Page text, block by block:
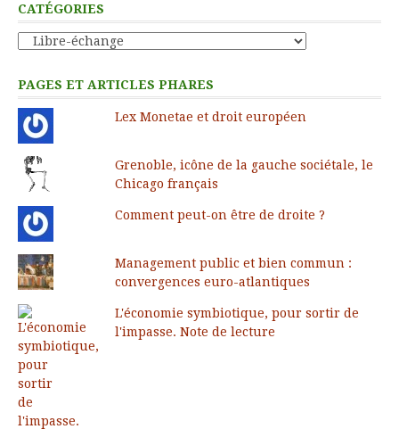
CATÉGORIES
Catégories
PAGES ET ARTICLES PHARES
Lex Monetae et droit européen
Grenoble, icône de la gauche sociétale, le
Chicago français
Comment peut-on être de droite ?
Management public et bien commun :
convergences euro-atlantiques
L'économie symbiotique, pour sortir de
l'impasse. Note de lecture